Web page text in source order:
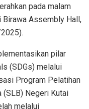
pada malam
Birawa Assembly Hall,
pilar
(SDGs) melalui
Program Pelatihan
(SLB) Negeri Kutai
melalui